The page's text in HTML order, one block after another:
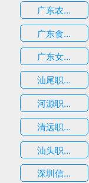
广东农...
广东食...
广东女...
汕尾职...
河源职...
清远职...
汕头职...
深圳信...